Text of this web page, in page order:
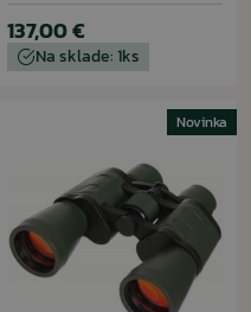
137,00 €
Na sklade: 1ks
Novinka